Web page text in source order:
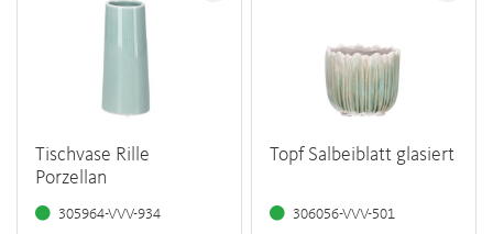
Tischvase Rille
Porzellan
305964-VVV-934
Topf Salbeiblatt glasiert
306056-VVV-501